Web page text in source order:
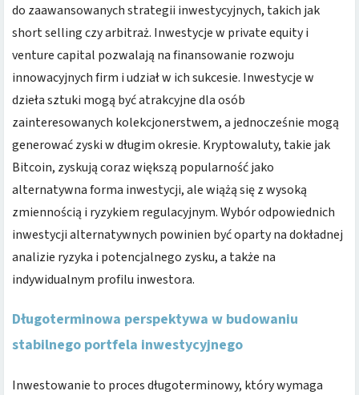
do zaawansowanych strategii inwestycyjnych, takich jak
short selling czy arbitraż. Inwestycje w private equity i
venture capital pozwalają na finansowanie rozwoju
innowacyjnych firm i udział w ich sukcesie. Inwestycje w
dzieła sztuki mogą być atrakcyjne dla osób
zainteresowanych kolekcjonerstwem, a jednocześnie mogą
generować zyski w długim okresie. Kryptowaluty, takie jak
Bitcoin, zyskują coraz większą popularność jako
alternatywna forma inwestycji, ale wiążą się z wysoką
zmiennością i ryzykiem regulacyjnym. Wybór odpowiednich
inwestycji alternatywnych powinien być oparty na dokładnej
analizie ryzyka i potencjalnego zysku, a także na
indywidualnym profilu inwestora.
Długoterminowa perspektywa w budowaniu
stabilnego portfela inwestycyjnego
Inwestowanie to proces długoterminowy, który wymaga